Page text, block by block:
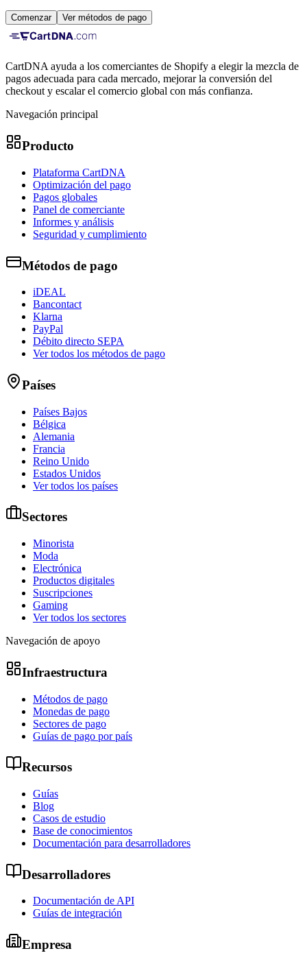
Comenzar Ver métodos de pago
CartDNA ayuda a los comerciantes de Shopify a elegir la mezcla de
pagos adecuada para cada mercado, mejorar la conversión del
checkout y escalar el comercio global con más confianza.
Navegación principal
Producto
Plataforma CartDNA
Optimización del pago
Pagos globales
Panel de comerciante
Informes y análisis
Seguridad y cumplimiento
Métodos de pago
iDEAL
Bancontact
Klarna
PayPal
Débito directo SEPA
Ver todos los métodos de pago
Países
Países Bajos
Bélgica
Alemania
Francia
Reino Unido
Estados Unidos
Ver todos los países
Sectores
Minorista
Moda
Electrónica
Productos digitales
Suscripciones
Gaming
Ver todos los sectores
Navegación de apoyo
Infraestructura
Métodos de pago
Monedas de pago
Sectores de pago
Guías de pago por país
Recursos
Guías
Blog
Casos de estudio
Base de conocimientos
Documentación para desarrolladores
Desarrolladores
Documentación de API
Guías de integración
Empresa